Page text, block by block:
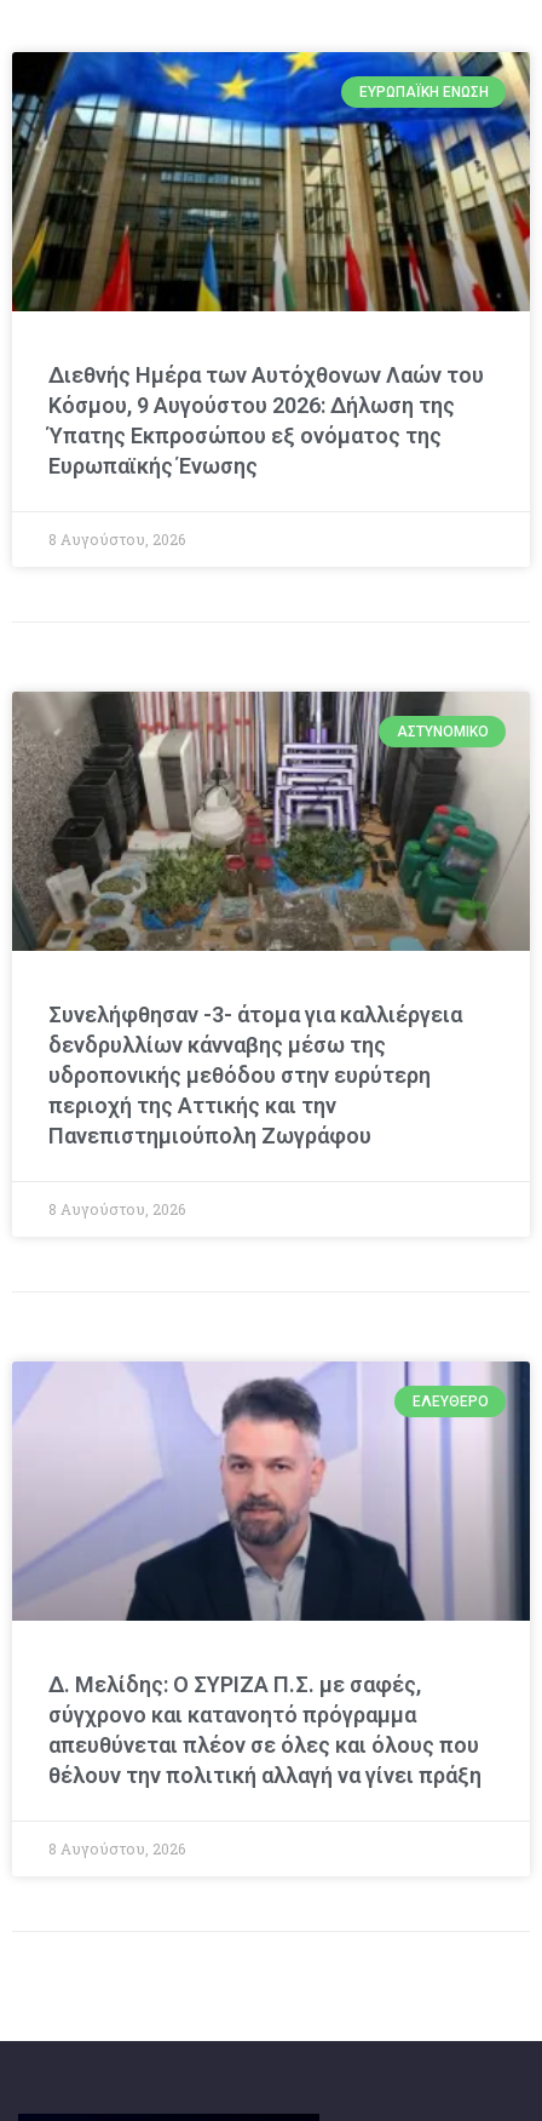
ΕΥΡΩΠΑΪΚΉ ΈΝΩΣΗ
Διεθνής Ημέρα των Αυτόχθονων Λαών του
Κόσμου, 9 Αυγούστου 2026: Δήλωση της
Ύπατης Εκπροσώπου εξ ονόματος της
Ευρωπαϊκής Ένωσης
8 Αυγούστου, 2026
ΑΣΤΥΝΟΜΙΚΌ
Συνελήφθησαν -3- άτομα για καλλιέργεια
δενδρυλλίων κάνναβης μέσω της
υδροπονικής μεθόδου στην ευρύτερη
περιοχή της Αττικής και την
Πανεπιστημιούπολη Ζωγράφου
8 Αυγούστου, 2026
ΕΛΕΎΘΕΡΟ
Δ. Μελίδης: Ο ΣΥΡΙΖΑ Π.Σ. με σαφές,
σύγχρονο και κατανοητό πρόγραμμα
απευθύνεται πλέον σε όλες και όλους που
θέλουν την πολιτική αλλαγή να γίνει πράξη
8 Αυγούστου, 2026